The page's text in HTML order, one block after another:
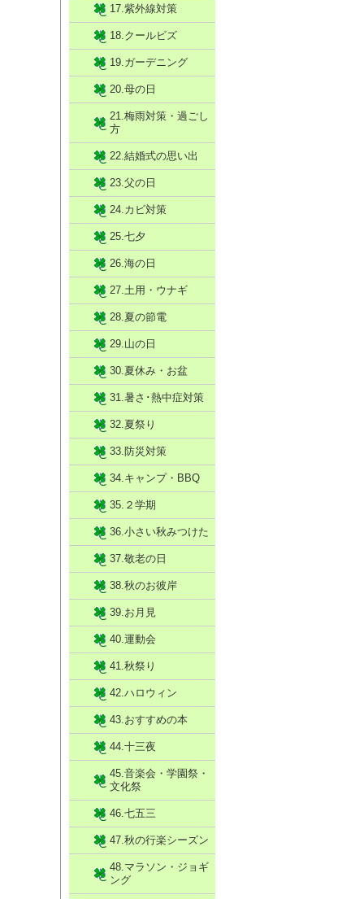
17.紫外線対策
18.クールビズ
19.ガーデニング
20.母の日
21.梅雨対策・過ごし
方
22.結婚式の思い出
23.父の日
24.カビ対策
25.七夕
26.海の日
27.土用・ウナギ
28.夏の節電
29.山の日
30.夏休み・お盆
31.暑さ･熱中症対策
32.夏祭り
33.防災対策
34.キャンプ・BBQ
35.２学期
36.小さい秋みつけた
37.敬老の日
38.秋のお彼岸
39.お月見
40.運動会
41.秋祭り
42.ハロウィン
43.おすすめの本
44.十三夜
45.音楽会・学園祭・
文化祭
46.七五三
47.秋の行楽シーズン
48.マラソン・ジョギ
ング